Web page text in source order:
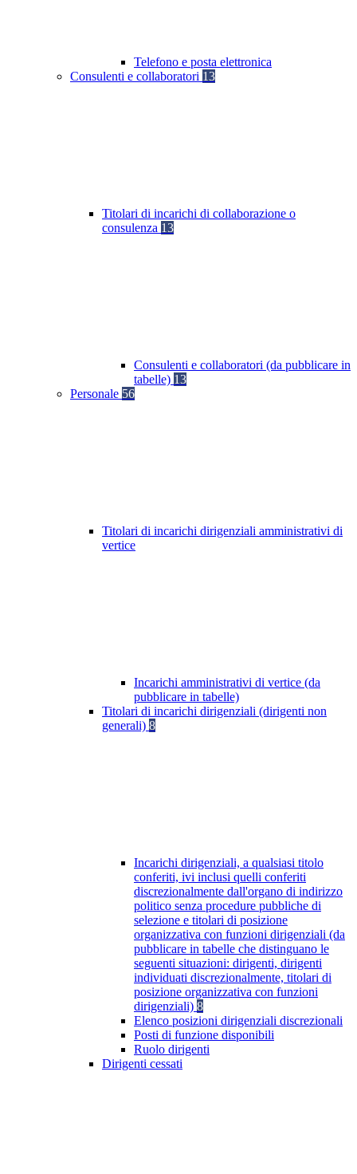
Telefono e posta elettronica
Consulenti e collaboratori 13
Titolari di incarichi di collaborazione o
consulenza 13
Consulenti e collaboratori (da pubblicare in
tabelle) 13
Personale 56
Titolari di incarichi dirigenziali amministrativi di
vertice
Incarichi amministrativi di vertice (da
pubblicare in tabelle)
Titolari di incarichi dirigenziali (dirigenti non
generali) 8
Incarichi dirigenziali, a qualsiasi titolo
conferiti, ivi inclusi quelli conferiti
discrezionalmente dall'organo di indirizzo
politico senza procedure pubbliche di
selezione e titolari di posizione
organizzativa con funzioni dirigenziali (da
pubblicare in tabelle che distinguano le
seguenti situazioni: dirigenti, dirigenti
individuati discrezionalmente, titolari di
posizione organizzativa con funzioni
dirigenziali) 8
Elenco posizioni dirigenziali discrezionali
Posti di funzione disponibili
Ruolo dirigenti
Dirigenti cessati